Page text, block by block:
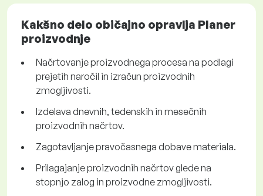
Kakšno delo običajno opravlja Planer
proizvodnje
Načrtovanje proizvodnega procesa na podlagi
prejetih naročil in izračun proizvodnih
zmogljivosti.
Izdelava dnevnih, tedenskih in mesečnih
proizvodnih načrtov.
Zagotavljanje pravočasnega dobave materiala.
Prilagajanje proizvodnih načrtov glede na
stopnjo zalog in proizvodne zmogljivosti.